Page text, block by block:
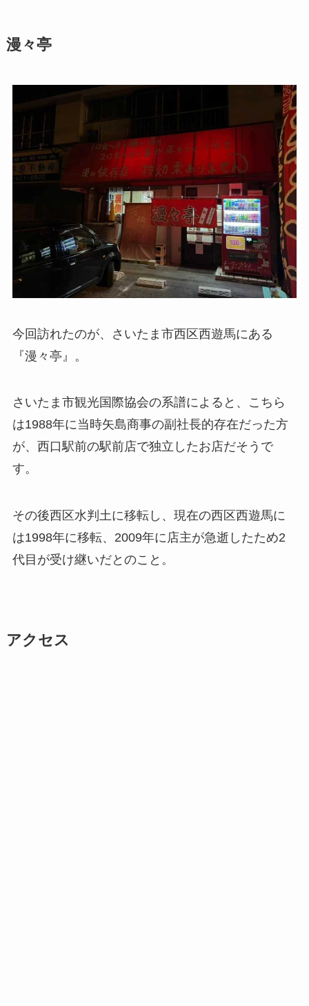
漫々亭
今回訪れたのが、さいたま市西区西遊馬にある
『漫々亭』。
さいたま市観光国際協会の系譜によると、こちら
は1988年に当時矢島商事の副社長的存在だった方
が、西口駅前の駅前店で独立したお店だそうで
す。
その後西区水判土に移転し、現在の西区西遊馬に
は1998年に移転、2009年に店主が急逝したため2
代目が受け継いだとのこと。
アクセス